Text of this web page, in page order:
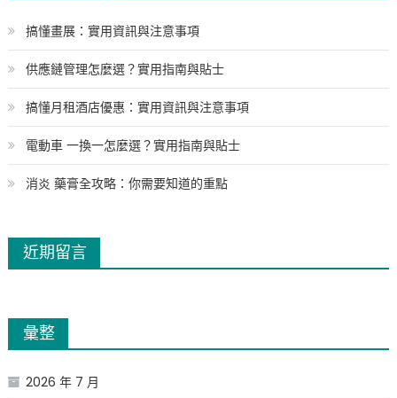
搞懂畫展：實用資訊與注意事項
供應鏈管理怎麼選？實用指南與貼士
搞懂月租酒店優惠：實用資訊與注意事項
電動車 一換一怎麼選？實用指南與貼士
消炎 藥膏全攻略：你需要知道的重點
近期留言
彙整
2026 年 7 月